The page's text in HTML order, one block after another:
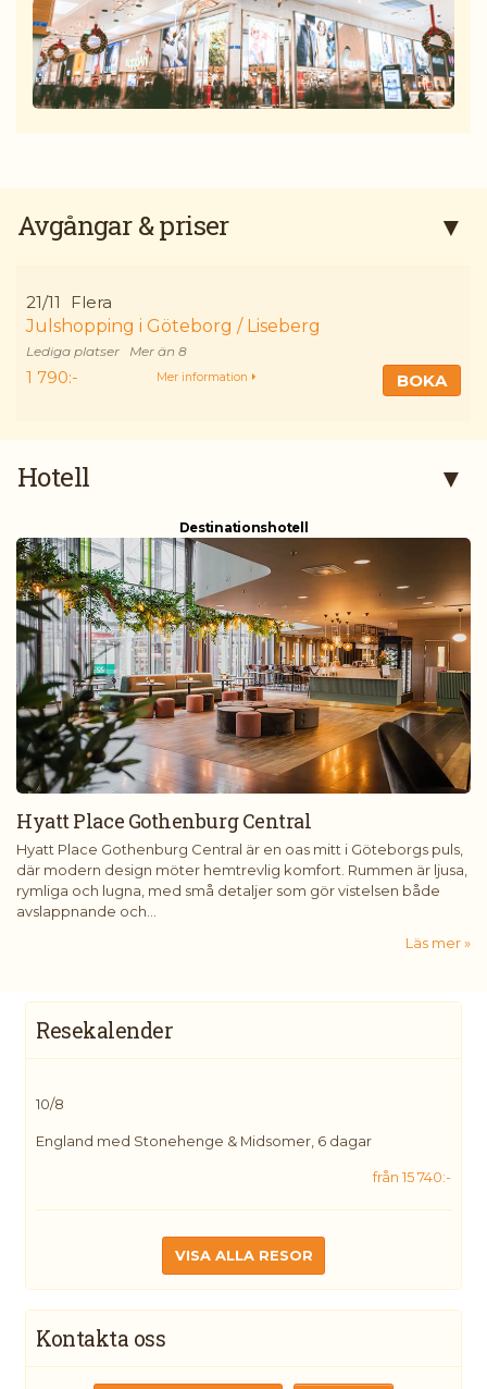
Avgångar & priser
21/11
Flera
Julshopping i Göteborg / Liseberg
Mer än 8
1 790:- BOKA
Mer information
Hotell
Destinationshotell
Hyatt Place Gothenburg Central
Hyatt Place Gothenburg Central är en oas mitt i Göteborgs puls,
där modern design möter hemtrevlig komfort. Rummen är ljusa,
rymliga och lugna, med små detaljer som gör vistelsen både
avslappnande och...
Läs mer
Resekalender
10/8
England med Stonehenge & Midsomer, 6 dagar
från 15 740:-
VISA ALLA RESOR
Kontakta oss